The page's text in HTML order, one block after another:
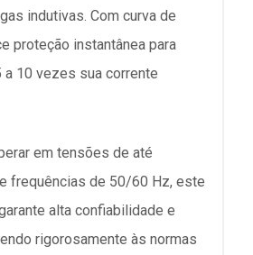
indutivas. Com curva de
proteção instantânea para
10 vezes sua corrente
em tensões de até
frequências de 50/60 Hz, este
alta confiabilidade e
rigorosamente às normas